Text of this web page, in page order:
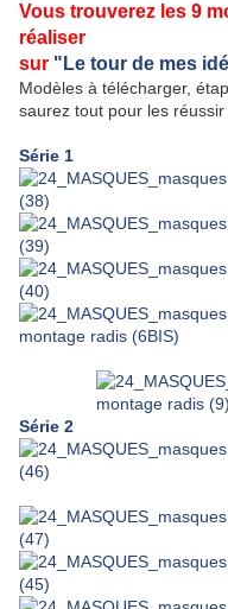
Vous trouverez les 9
réaliser
sur "Le tour de mes
Modèles à télécharger,
saurez tout pour les réussir
Série 1
Série 2